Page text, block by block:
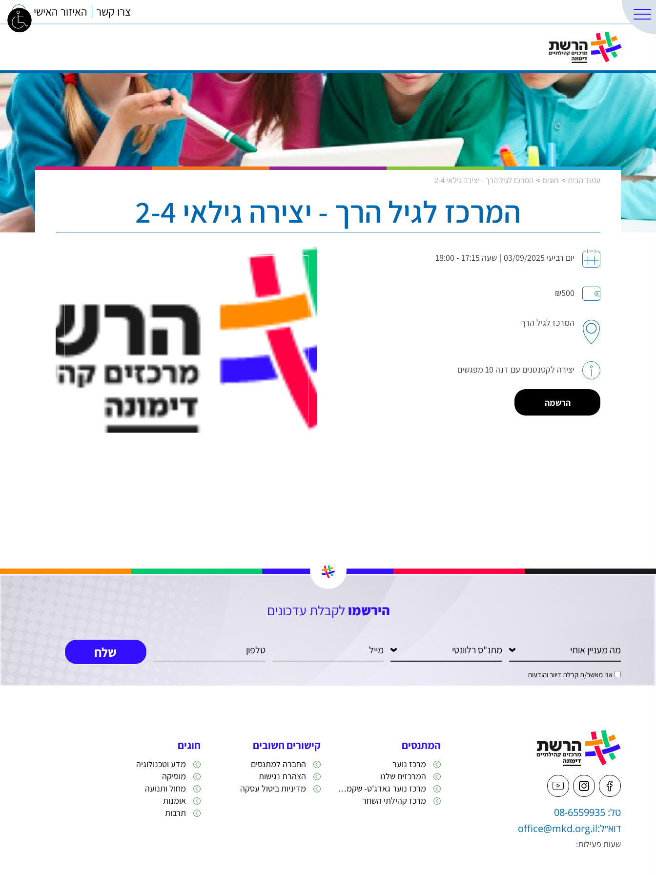
צרו קשר האיזור האישי
עמוד הבית חוגים המרכז לגיל הרך - יצירה גילאי 2-4
המרכז לגיל הרך - יצירה גילאי 2-4
יום רביעי 03/09/2025 | שעה 17:15 - 18:00
₪500
המרכז לגיל הרך
יצירה לקטנטנים עם דנה 10 מפגשים
הרשמה
הירשמו לקבלת עדכונים
אני מאשר/ת קבלת דיוור והודעות
טל: 08-6559935
דוא״ל:office@mkd.org.il
שעות פעילות:
המתנסים
מרכז נוער
המרכזים שלנו
מרכז נוער גאדג'ט- שקמה 22
מרכז קהילתי השחר
קישורים חשובים
החברה למתנסים
הצהרת נגישות
מדיניות ביטול עסקה
חוגים
מדע וטכנולוגיה
מוסיקה
מחול ותנועה
אומנות
תרבות